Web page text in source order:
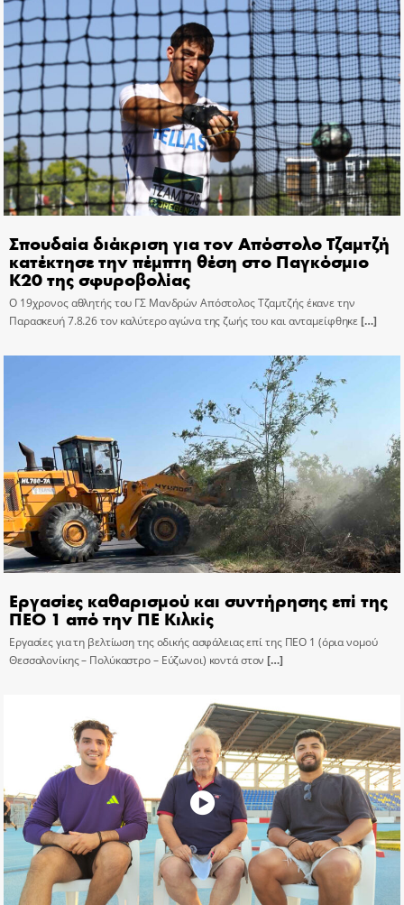
Σπουδαία διάκριση για τον Απόστολο Τζαμτζή
κατέκτησε την πέμπτη θέση στο Παγκόσμιο
Κ20 της σφυροβολίας
Ο 19χρονος αθλητής του ΓΣ Μανδρών Απόστολος Τζαμτζής έκανε την
Παρασκευή 7.8.26 τον καλύτερο αγώνα της ζωής του και ανταμείφθηκε[…]
Εργασίες καθαρισμού και συντήρησης επί της
ΠΕΟ 1 από την ΠΕ Κιλκίς
Εργασίες για τη βελτίωση της οδικής ασφάλειας επί της ΠΕΟ 1 (όρια νομού
Θεσσαλονίκης – Πολύκαστρο – Εύζωνοι) κοντά στον […]